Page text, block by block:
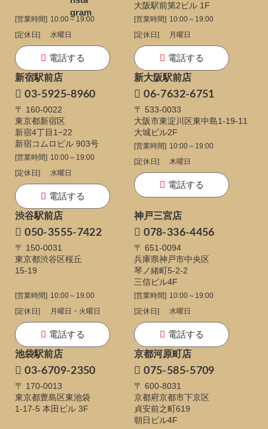
[営業時間] 10:00～19:00
[定休日]
水曜日
電話する
大阪駅前第2ビル 1F
[営業時間] 10:00～19:00
[定休日]
月曜日
電話する
新宿駅前店
03-5925-8960
〒 160-0022
東京都新宿区
新宿4丁目1−22
新宿コムロビル 903号
[営業時間] 10:00～19:00
[定休日]
水曜日
電話する
新大阪駅前店
06-7632-6751
〒 533-0033
大阪市東淀川区東中島1-19-11
大城ビル2F
[営業時間] 10:00～19:00
[定休日]
木曜日
電話する
渋谷駅前店
050-3555-7422
〒 150-0031
東京都渋谷区桜丘
15-19
[営業時間] 10:00～19:00
[定休日]
月曜日・火曜日
電話する
神戸三宮店
078-336-4456
〒 651-0094
兵庫県神戸市中央区
琴ノ緒町5-2-2
三信ビル4F
[営業時間] 10:00～19:00
[定休日]
水曜日
電話する
池袋駅前店
03-6709-2350
〒 170-0013
東京都豊島区東池袋
1-17-5 本田ビル 3F
京都河原町店
075-585-5709
〒 600-8031
京都府京都市下京区
貞安前之町619
朝日ビル4F